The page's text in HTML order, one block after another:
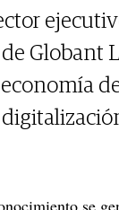
Globant